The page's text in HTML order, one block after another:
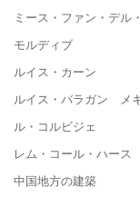
ミース・ファン・デ
モルディブ
ルイス・カーン
ルイス・バラガン メ
ル・コルビジェ
レム・コール・ハース
中国地方の建築